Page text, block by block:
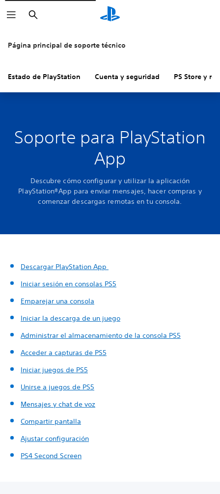
Buscar
Página principal de soporte técnico
Estado de PlayStation Cuenta y seguridad PS Store y
Soporte para PlayStation
App
Descubre cómo configurar y utilizar la aplicación
PlayStation®App para enviar mensajes, hacer compras y
comenzar descargas remotas en tu consola.
Descargar PlayStation App
Iniciar sesión en consolas PS5
Emparejar una consola
Iniciar la descarga de un juego
Administrar el almacenamiento de la consola PS5
Acceder a capturas de PS5
Iniciar juegos de PS5
Unirse a juegos de PS5
Mensajes y chat de voz
Compartir pantalla
Ajustar configuración
PS4 Second Screen